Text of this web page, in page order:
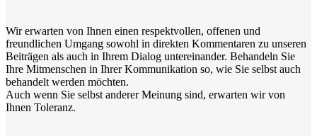
Wir erwarten von Ihnen einen respektvollen, offenen und
freundlichen Umgang sowohl in direkten Kommentaren zu unseren
Beiträgen als auch in Ihrem Dialog untereinander. Behandeln Sie
Ihre Mitmenschen in Ihrer Kommunikation so, wie Sie selbst auch
behandelt werden möchten.
Auch wenn Sie selbst anderer Meinung sind, erwarten wir von
Ihnen Toleranz.